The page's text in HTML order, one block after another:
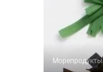
Морепродукты